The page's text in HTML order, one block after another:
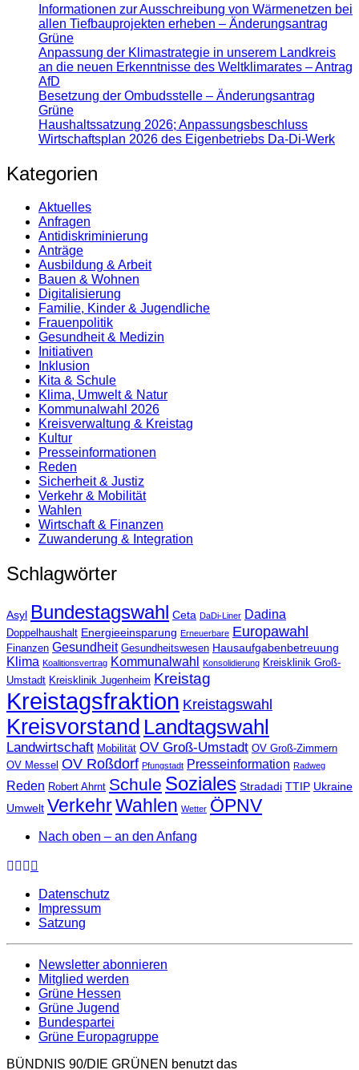
Informationen zur Ausschreibung von Wärmenetzen bei
allen Tiefbauprojekten erheben – Änderungsantrag
Grüne
Anpassung der Klimastrategie in unserem Landkreis
an die neuen Erkenntnisse des Weltklimarates – Antrag
AfD
Besetzung der Ombudsstelle – Änderungsantrag
Grüne
Haushaltssatzung 2026; Anpassungsbeschluss
Wirtschaftsplan 2026 des Eigenbetriebs Da-Di-Werk
Kategorien
Aktuelles
Anfragen
Antidiskrimi­nierung
Anträge
Ausbildung & Arbeit
Bauen & Wohnen
Digitalisierung
Familie, Kinder & Jugendliche
Frauenpolitik
Gesundheit & Medizin
Initiativen
Inklusion
Kita & Schule
Klima, Umwelt & Natur
Kommunalwahl 2026
Kreisverwaltung & Kreistag
Kultur
Presse­informationen
Reden
Sicherheit & Justiz
Verkehr & Mobilität
Wahlen
Wirtschaft & Finanzen
Zuwanderung & Integration
Schlagwörter
Asyl Bundestagswahl Ceta DaDi-Liner Dadina
Doppelhaushalt Energieeinsparung Erneuerbare Europawahl
Finanzen Gesundheit Gesundheitswesen Hausaufgabenbetreuung
Klima Koalitionsvertrag Kommunalwahl Konsolidierung Kreisklinik Groß-
Umstadt Kreisklinik Jugenheim Kreistag
Kreistagsfraktion Kreistagswahl
Kreisvorstand Landtagswahl
Landwirtschaft Mobilität OV Groß-Umstadt OV Groß-Zimmern
OV Messel OV Roßdorf Pfungstadt Presseinformation Radweg
Reden Robert Ahrnt Schule Soziales Stradadi TTIP Ukraine
Umwelt VerkehrWahlen Wetter ÖPNV
Nach oben – an den Anfang
Datenschutz
Impressum
Satzung
Newsletter abonnieren
Mitglied werden
Grüne Hessen
Grüne Jugend
Bundespartei
Grüne Europagruppe
BÜNDNIS 90/DIE GRÜNEN benutzt das